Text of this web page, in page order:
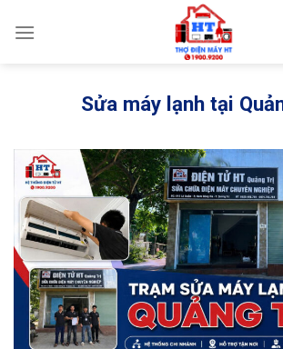
Sửa máy lạnh tại